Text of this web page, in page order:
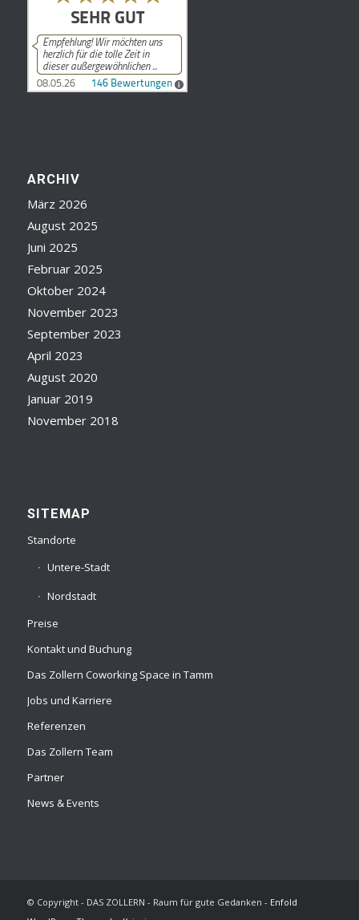
ARCHIV
März 2026
August 2025
Juni 2025
Februar 2025
Oktober 2024
November 2023
September 2023
April 2023
August 2020
Januar 2019
November 2018
SITEMAP
Standorte
Untere-Stadt
Nordstadt
Preise
Kontakt und Buchung
Das Zollern Coworking Space in Tamm
Jobs und Karriere
Referenzen
Das Zollern Team
Partner
News & Events
© Copyright - DAS ZOLLERN - Raum für gute Gedanken - Enfold